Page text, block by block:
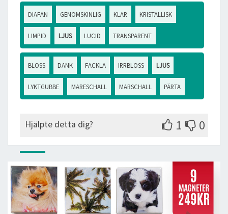
DIAFAN GENOMSKINLIG KLAR KRISTALLISK
LIMPID LJUS LUCID TRANSPARENT
BLOSS DANK FACKLA IRRBLOSS LJUS
LYKTGUBBE MARESCHALL MARSCHALL PÄRTA
Hjälpte detta dig? 1 0